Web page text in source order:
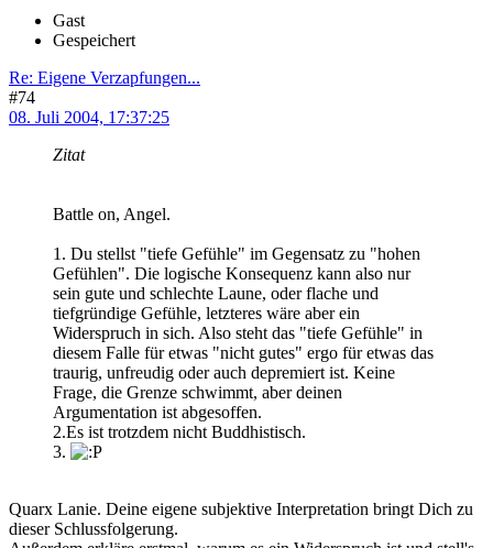
Gast
Gespeichert
Re: Eigene Verzapfungen...
#74
08. Juli 2004, 17:37:25
Zitat
Battle on, Angel.
1. Du stellst "tiefe Gefühle" im Gegensatz zu "hohen
Gefühlen". Die logische Konsequenz kann also nur
sein gute und schlechte Laune, oder flache und
tiefgründige Gefühle, letzteres wäre aber ein
Widerspruch in sich. Also steht das "tiefe Gefühle" in
diesem Falle für etwas "nicht gutes" ergo für etwas das
traurig, unfreudig oder auch depremiert ist. Keine
Frage, die Grenze schwimmt, aber deinen
Argumentation ist abgesoffen.
2.Es ist trotzdem nicht Buddhistisch.
3.
Quarx Lanie. Deine eigene subjektive Interpretation bringt Dich zu
dieser Schlussfolgerung.